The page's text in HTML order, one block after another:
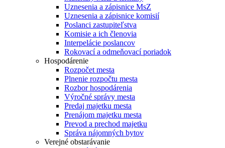
Uznesenia a zápisnice MsZ
Uznesenia a zápisnice komisií
Poslanci zastupiteľstva
Komisie a ich členovia
Interpelácie poslancov
Rokovací a odmeňovací poriadok
Hospodárenie
Rozpočet mesta
Plnenie rozpočtu mesta
Rozbor hospodárenia
Výročné správy mesta
Predaj majetku mesta
Prenájom majetku mesta
Prevod a prechod majetku
Správa nájomných bytov
Verejné obstarávanie